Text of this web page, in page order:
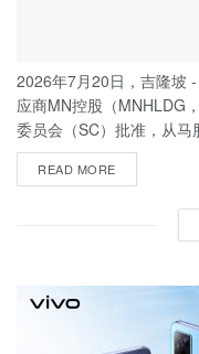
2026年7月20日，吉隆坡
应商MN控股（MNHLDG
委员会（SC）批准，从马
READ MORE